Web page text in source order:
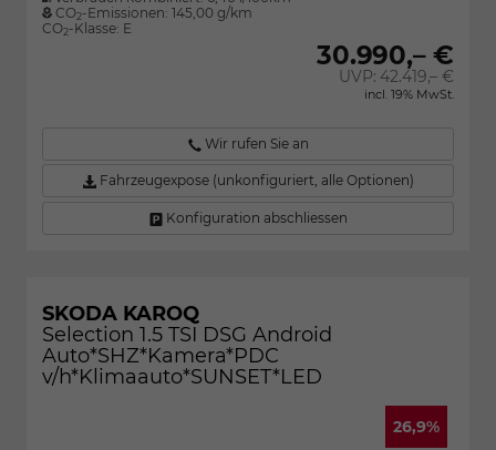
CO2-Emissionen: 145,00 g/km
CO2-Klasse: E
30.990,– €
UVP: 42.419,– €
incl. 19% MwSt.
Wir rufen Sie an
Fahrzeugexpose (unkonfiguriert, alle Optionen)
Konfiguration abschliessen
SKODA KAROQ
Selection 1.5 TSI DSG Android
Auto*SHZ*Kamera*PDC
v/h*Klimaauto*SUNSET*LED
26,9%